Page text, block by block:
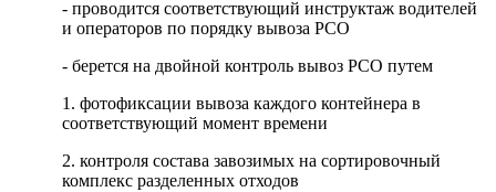
- проводится соответствующий инструктаж водителей
и операторов по порядку вывоза РСО
- берется на двойной контроль вывоз РСО путем
1. фотофиксации вывоза каждого контейнера в
соответствующий момент времени
2. контроля состава завозимых на сортировочный
комплекс разделенных отходов